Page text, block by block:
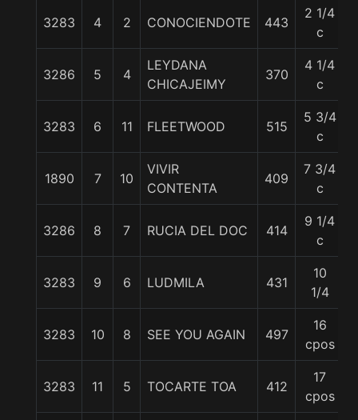
3283 4 2 CONOCIENDOTE 443
2 1/4
c
3286 5 4
LEYDANA
CHICAJEIMY
370
4 1/4
c
3283 6 11 FLEETWOOD 515
5 3/4
c
1890 7 10
VIVIR
CONTENTA
409
7 3/4
c
3286 8 7 RUCIA DEL DOC 414
9 1/4
c
3283 9 6 LUDMILA 431
10
1/4
3283 10 8 SEE YOU AGAIN 497
16
cpos
3283 11 5 TOCARTE TOA 412
17
cpos